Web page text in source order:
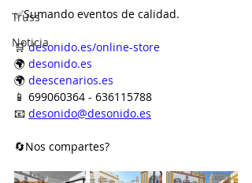
Truss
Noticia
✅Sumando eventos de calidad.
🛒 desonido.es/online-store
🌍 desonido.es
🌍 deescenarios.es
📱 699060364 - 636115788
📧 desonido@desonido.es
🔄Nos compartes?